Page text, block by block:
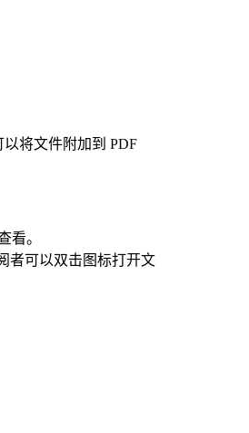
将文件附加到 PDF
看。
者可以双击图标打开文